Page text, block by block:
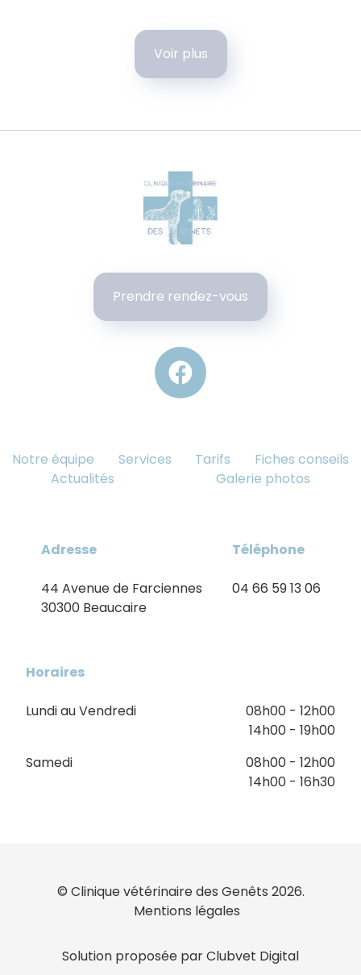
Voir plus
Prendre rendez-vous
Notre équipe Services Tarifs
Fiches conseils
Actualités
Galerie photos
Adresse
44 Avenue de Farciennes
30300 Beaucaire
Téléphone
04 66 59 13 06
Horaires
Lundi au Vendredi
08h00 - 12h00
14h00 - 19h00
Samedi
08h00 - 12h00
14h00 - 16h30
© Clinique vétérinaire des Genêts 2026.
Mentions légales
Solution proposée par Clubvet Digital